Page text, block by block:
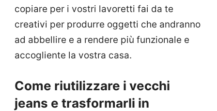
copiare per i vostri lavoretti fai da te
creativi per produrre oggetti che andranno
ad abbellire e a rendere più funzionale e
accogliente la vostra casa.
Come riutilizzare i vecchi
jeans e trasformarli in